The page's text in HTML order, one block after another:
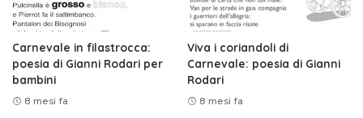
Carnevale in filastrocca:
poesia di Gianni Rodari per
bambini
8 mesi fa
Viva i coriandoli di
Carnevale: poesia di Gianni
Rodari
8 mesi fa